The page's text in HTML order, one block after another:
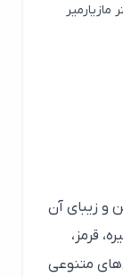
آن
متنوعی